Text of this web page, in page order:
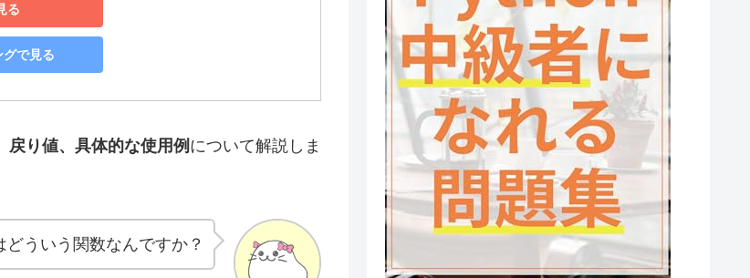
る
で見る
り値、具体的な使用例について解説しま
ういう関数なんですか？